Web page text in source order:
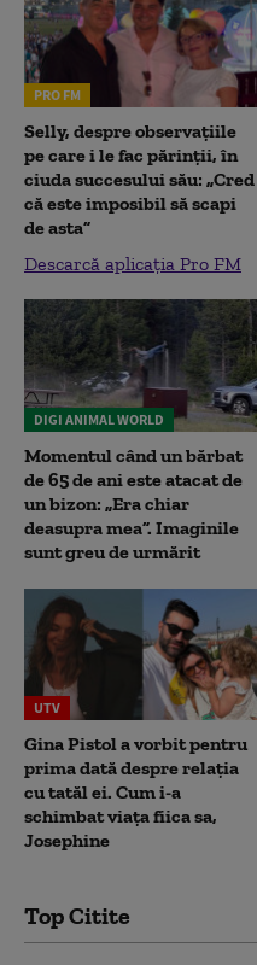
PRO FM
Selly, despre observațiile
pe care i le fac părinții, în
ciuda succesului său: „Cred
că este imposibil să scapi
de asta”
Descarcă aplicația Pro FM
DIGI ANIMAL WORLD
Momentul când un bărbat
de 65 de ani este atacat de
un bizon: „Era chiar
deasupra mea”. Imaginile
sunt greu de urmărit
UTV
Gina Pistol a vorbit pentru
prima dată despre relația
cu tatăl ei. Cum i-a
schimbat viața fiica sa,
Josephine
Top Citite